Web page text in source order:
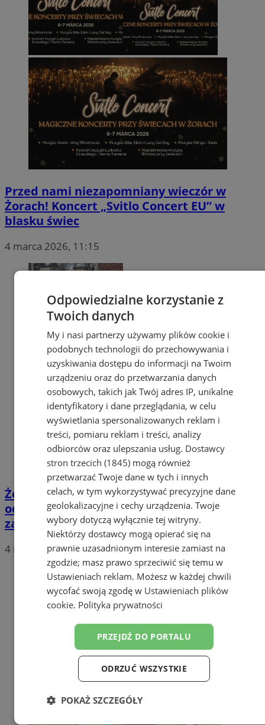
Przed nami niezapomniany wieczór w
Żorach! Koncert „Svitlo Concert EU” w
blasku świec
4 marca 2026, 11:15
Żorscy policjanci w akcji "Poszukiwany" -
odnaleziono zaginioną dziewczynę i
zatrzymano mężczyznę
4 marca 2026, 11:02
Odpowiedzialne korzystanie z
Twoich danych
My i nasi partnerzy używamy plików cookie i
podobnych technologii do przechowywania i
uzyskiwania dostępu do informacji na Twoim
urządzeniu oraz do przetwarzania danych
osobowych, takich jak Twój adres IP, unikalne
identyfikatory i dane przeglądania, w celu
wyświetlania spersonalizowanych reklam i
treści, pomiaru reklam i treści, analizy
odbiorców oraz ulepszania usług. Dostawcy
stron trzecich (1845) mogą również
przetwarzać Twoje dane w tych i innych
celach, w tym wykorzystywać precyzyjne dane
geolokalizacyjne i cechy urządzenia. Twoje
wybory dotyczą wyłącznie tej witryny.
Niektórzy dostawcy mogą opierać się na
prawnie uzasadnionym interesie zamiast na
zgodzie; masz prawo sprzeciwić się temu w
Ustawieniach reklam. Możesz w każdej chwili
wycofać swoją zgodę w Ustawieniach plików
cookie. Polityka prywatności
PRZEJDŹ DO PORTALU
ODRZUĆ WSZYSTKIE
POKAŻ SZCZEGÓŁY